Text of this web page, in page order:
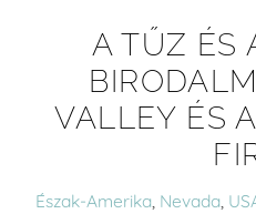
A TŰZ ÉS
VALLEY ÉS
Észak-Amerika, Nevada,